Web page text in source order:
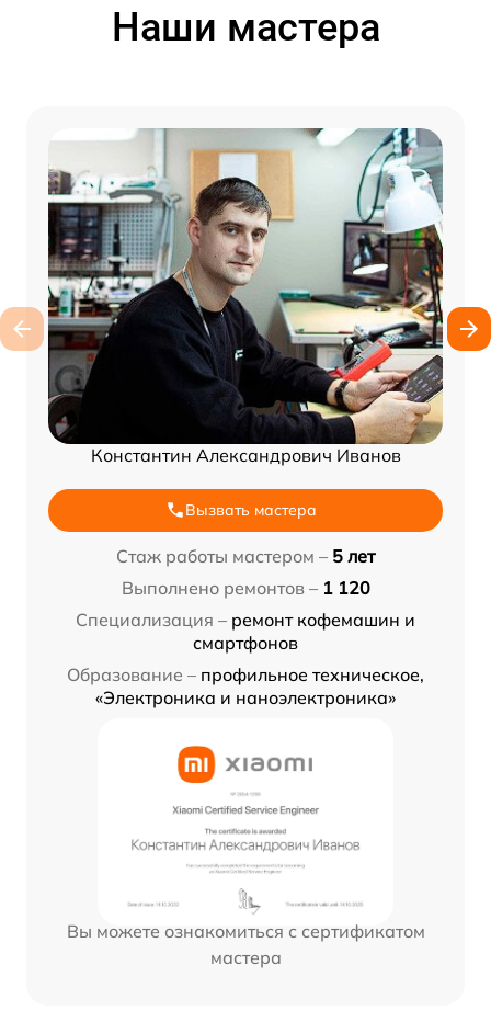
Наши мастера
Константин Александрович Иванов
Вызвать мастера
Стаж работы мастером – 5 лет
Выполнено ремонтов – 1 120
Специализация – ремонт кофемашин и
смартфонов
Образование – профильное техническое,
«Электроника и наноэлектроника»
Вы можете ознакомиться с сертификатом
мастера